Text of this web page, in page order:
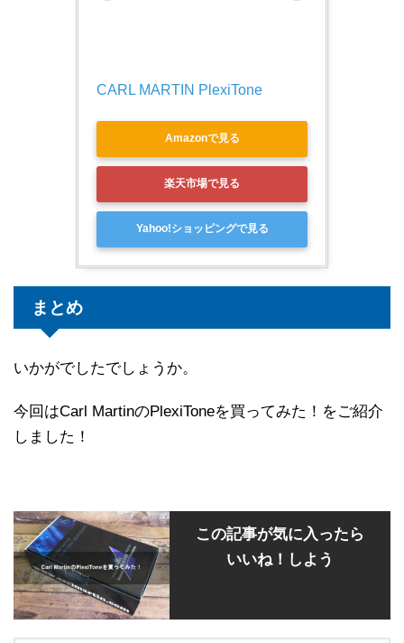
CARL MARTIN PlexiTone
Amazonで見る
楽天市場で見る
Yahoo!ショッピングで見る
まとめ
いかがでしたでしょうか。
今回はCarl MartinのPlexiToneを買ってみた！をご紹介
しました！
この記事が気に入ったら
いいね！しよう